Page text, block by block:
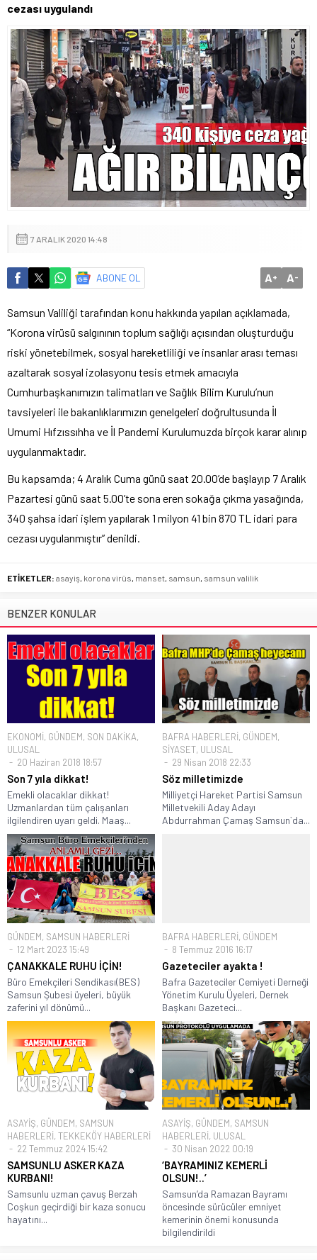
cezası uygulandı
7 ARALIK 2020 14:48
ABONE OL A+ A-
Samsun Valiliği tarafından konu hakkında yapılan açıklamada,
“Korona virüsü salgınının toplum sağlığı açısından oluşturduğu
riski yönetebilmek, sosyal hareketliliği ve insanlar arası teması
azaltarak sosyal izolasyonu tesis etmek amacıyla
Cumhurbaşkanımızın talimatları ve Sağlık Bilim Kurulu’nun
tavsiyeleri ile bakanlıklarımızın genelgeleri doğrultusunda İl
Umumi Hıfzıssıhha ve İl Pandemi Kurulumuzda birçok karar alınıp
uygulanmaktadır.
Bu kapsamda; 4 Aralık Cuma günü saat 20.00’de başlayıp 7 Aralık
Pazartesi günü saat 5.00’te sona eren sokağa çıkma yasağında,
340 şahsa idari işlem yapılarak 1 milyon 41 bin 870 TL idari para
cezası uygulanmıştır” denildi.
ETİKETLER: asayiş korona virüs manset samsun samsun valilik
BENZER KONULAR
EKONOMİ, GÜNDEM, SON DAKİKA,
ULUSAL
20 Haziran 2018 18:57
Son 7 yıla dikkat!
Emekli olacaklar dikkat!
Uzmanlardan tüm çalışanları
ilgilendiren uyarı geldi. Maaş...
BAFRA HABERLERİ, GÜNDEM,
SİYASET, ULUSAL
29 Nisan 2018 22:33
Söz milletimizde
Milliyetçi Hareket Partisi Samsun
Milletvekili Aday Adayı
Abdurrahman Çamaş Samsun`da...
GÜNDEM, SAMSUN HABERLERİ
12 Mart 2023 15:49
ÇANAKKALE RUHU İÇİN!
Büro Emekçileri Sendikası(BES)
Samsun Şubesi üyeleri, büyük
zaferini yıl dönümü...
BAFRA HABERLERİ, GÜNDEM
8 Temmuz 2016 16:17
Gazeteciler ayakta !
Bafra Gazeteciler Cemiyeti Derneği
Yönetim Kurulu Üyeleri, Dernek
Başkanı Gazeteci...
ASAYİŞ, GÜNDEM, SAMSUN
HABERLERİ, TEKKEKÖY HABERLERİ
22 Temmuz 2024 15:42
SAMSUNLU ASKER KAZA
KURBANI!
Samsunlu uzman çavuş Berzah
Coşkun geçirdiği bir kaza sonucu
hayatını...
ASAYİŞ, GÜNDEM, SAMSUN
HABERLERİ, ULUSAL
30 Nisan 2022 00:19
‘BAYRAMINIZ KEMERLİ
OLSUN!..’
Samsun’da Ramazan Bayramı
öncesinde sürücüler emniyet
kemerinin önemi konusunda
bilgilendirildi